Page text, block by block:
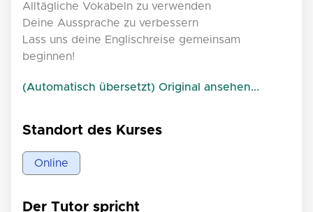
Alltägliche Vokabeln zu verwenden
Deine Aussprache zu verbessern
Lass uns deine Englischreise gemeinsam
beginnen!
(Automatisch übersetzt) Original ansehen...
Standort des Kurses
Online
Der Tutor spricht